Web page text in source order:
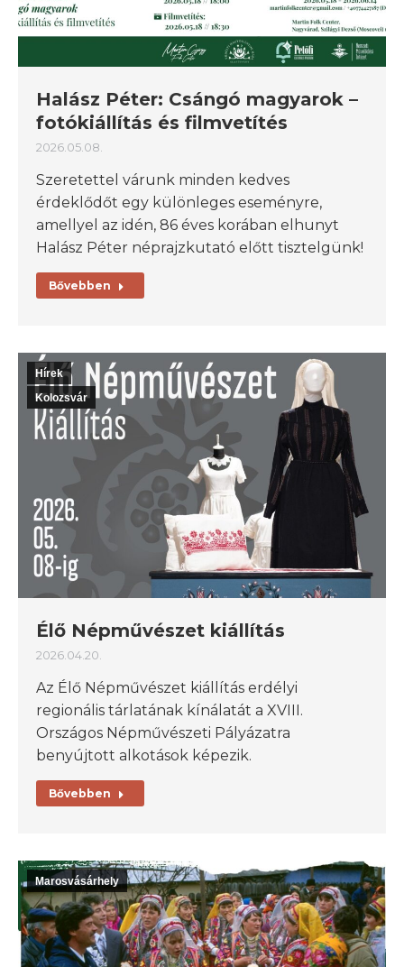
Halász Péter: Csángó magyarok –
fotókiállítás és filmvetítés
2026.05.08.
Szeretettel várunk minden kedves
érdeklődőt egy különleges eseményre,
amellyel az idén, 86 éves korában elhunyt
Halász Péter néprajzkutató előtt tisztelgünk!
Bővebben
Hírek
Kolozsvár
Élő Népművészet kiállítás
2026.04.20.
Az Élő Népművészet kiállítás erdélyi
regionális tárlatának kínálatát a XVIII.
Országos Népművészeti Pályázatra
benyújtott alkotások képezik.
Bővebben
Marosvásárhely